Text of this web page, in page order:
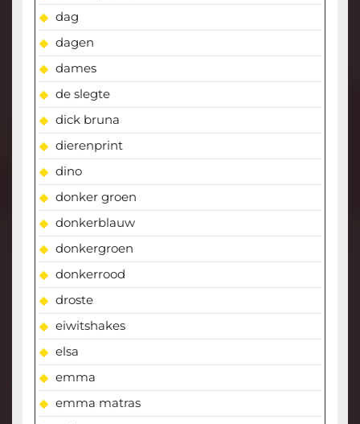
dag
dagen
dames
de slegte
dick bruna
dierenprint
dino
donker groen
donkerblauw
donkergroen
donkerrood
droste
eiwitshakes
elsa
emma
emma matras